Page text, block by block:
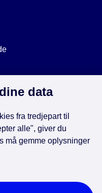
data
fra tredjepart til
alle", giver du
må gemme oplysninger